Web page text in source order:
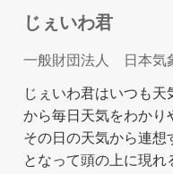
じぇいわ君
一般財団法人 日本気
じぇいわ君はいつも
から毎日天気をわかり
その日の天気から連想
となって頭の上に現